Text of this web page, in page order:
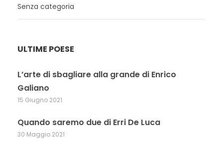
Senza categoria
ULTIME POESE
L’arte di sbagliare alla grande di Enrico
Galiano
15 Giugno 2021
Quando saremo due di Erri De Luca
30 Maggio 2021